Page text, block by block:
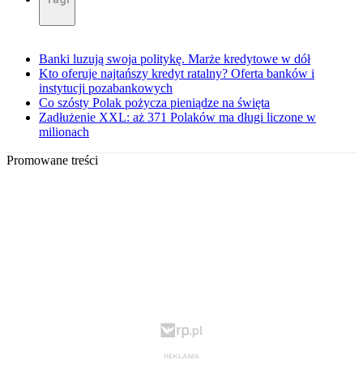
Banki luzują swoja politykę. Marże kredytowe w dół
Kto oferuje najtańszy kredyt ratalny? Oferta banków i
instytucji pozabankowych
Co szósty Polak pożycza pieniądze na święta
Zadłużenie XXL: aż 371 Polaków ma długi liczone w
milionach
Promowane treści